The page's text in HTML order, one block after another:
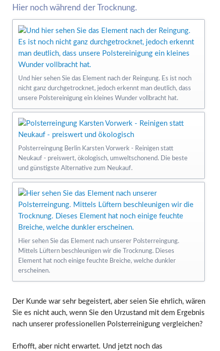
Hier noch während der Trocknung.
Und hier sehen Sie das Element nach der Reingung. Es ist noch
nicht ganz durchgetrocknet, jedoch erkennt man deutlich, dass
unsere Polstereinigung ein kleines Wunder vollbracht hat.
Polsterreingung Berlin Karsten Vorwerk - Reinigen statt
Neukauf - preiswert, ökologisch, umweltschonend. Die beste
und günstigste Alternative zum Neukauf.
Hier sehen Sie das Element nach unserer Polsterreingung.
Mittels Lüftern beschleunigen wir die Trocknung. Dieses
Element hat noch einige feuchte Breiche, welche dunkler
erscheinen.
Der Kunde war sehr begeistert, aber seien Sie ehrlich, wären
Sie es nicht auch, wenn Sie den Urzustand mit dem Ergebnis
nach unserer professionellen Polsterreinigung vergleichen?
Erhofft, aber nicht erwartet. Und jetzt noch das